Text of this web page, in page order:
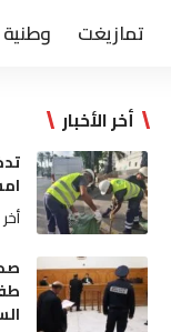
تمازيغت وطنية
أخر الأخبار